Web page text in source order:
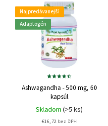
Najlacnejšie
Najdrahšie
Abecedne
Najpredávanejší
Adaptogén
Ashwagandha - 500 mg, 60
kapsúl
Skladom (>5 ks)
€16,72 bez DPH